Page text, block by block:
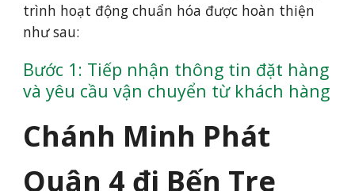
trình hoạt động chuẩn hóa được hoàn thiện
như sau:
Bước 1: Tiếp nhận thông tin đặt hàng
và yêu cầu vận chuyển từ khách hàng
Chánh Minh Phát
Quận 4 đi Bến Tre